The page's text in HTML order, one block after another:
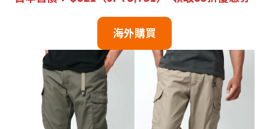
海外購買